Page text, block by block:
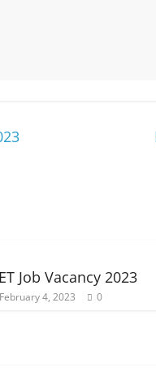
Job Vacancy 2023
February 4, 2023 0